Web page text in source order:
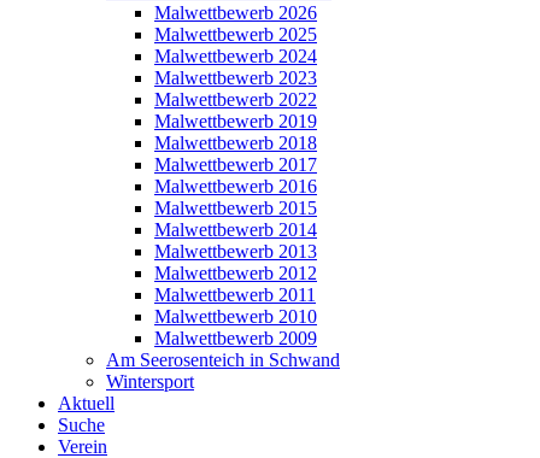
Malwettbewerb 2026
Malwettbewerb 2025
Malwettbewerb 2024
Malwettbewerb 2023
Malwettbewerb 2022
Malwettbewerb 2019
Malwettbewerb 2018
Malwettbewerb 2017
Malwettbewerb 2016
Malwettbewerb 2015
Malwettbewerb 2014
Malwettbewerb 2013
Malwettbewerb 2012
Malwettbewerb 2011
Malwettbewerb 2010
Malwettbewerb 2009
Am Seerosenteich in Schwand
Wintersport
Aktuell
Suche
Verein